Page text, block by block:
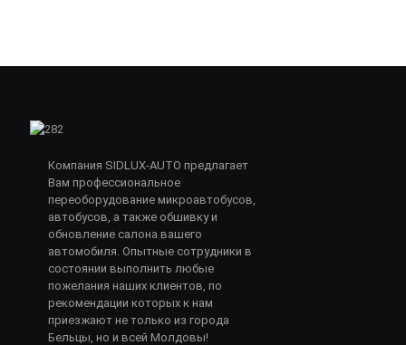
Компания SIDLUX-AUTO предлагает
Вам профессиональное
переоборудование микроавтобусов,
автобусов, а также обшивку и
обновление салона вашего
автомобиля. Опытные сотрудники в
состоянии выполнить любые
пожелания наших клиентов, по
рекомендации которых к нам
приезжают не только из города
Бельцы, но и всей Молдовы!